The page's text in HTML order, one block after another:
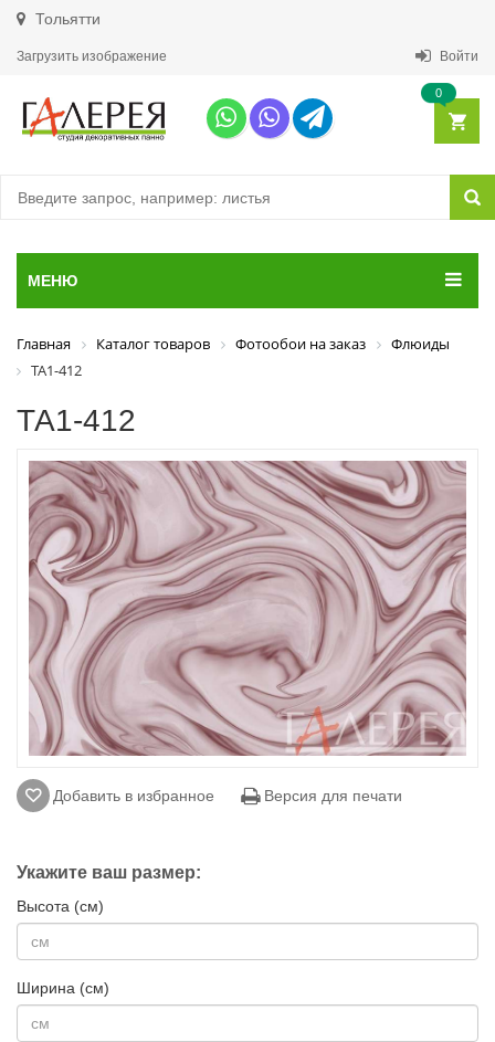
Тольятти
Загрузить изображение Войти
0
МЕНЮ
Главная Каталог товаров Фотообои на заказ
Флюиды
ТА1-412
ТА1-412
Добавить в избранное Версия для печати
Укажите ваш размер:
Высота (см)
Ширина (см)